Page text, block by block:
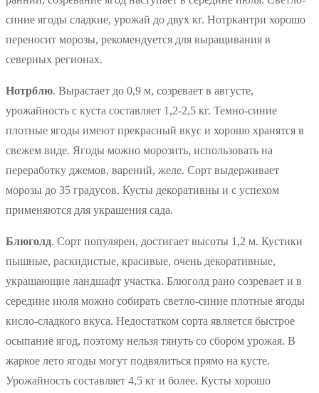
синие ягоды сладкие, урожай до двух кг. Нотркантри хорошо
переносит морозы, рекомендуется для выращивания в
северных регионах.
Нотрблю. Вырастает до 0,9 м, созревает в августе,
урожайность с куста составляет 1,2-2,5 кг. Темно-синие
плотные ягоды имеют прекрасный вкус и хорошо хранятся в
свежем виде. Ягоды можно морозить, использовать на
переработку джемов, варений, желе. Сорт выдерживает
морозы до 35 градусов. Кусты декоративны и с успехом
применяются для украшения сада.
Блюголд. Сорт популярен, достигает высоты 1,2 м. Кустики
пышные, раскидистые, красивые, очень декоративные,
украшающие ландшафт участка. Блюголд рано созревает и в
середине июля можно собирать светло-синие плотные ягоды
кисло-сладкого вкуса. Недостатком сорта является быстрое
осыпание ягод, поэтому нельзя тянуть со сбором урожая. В
жаркое лето ягоды могут подвялиться прямо на кусте.
Урожайность составляет 4,5 кг и более. Кусты хорошо